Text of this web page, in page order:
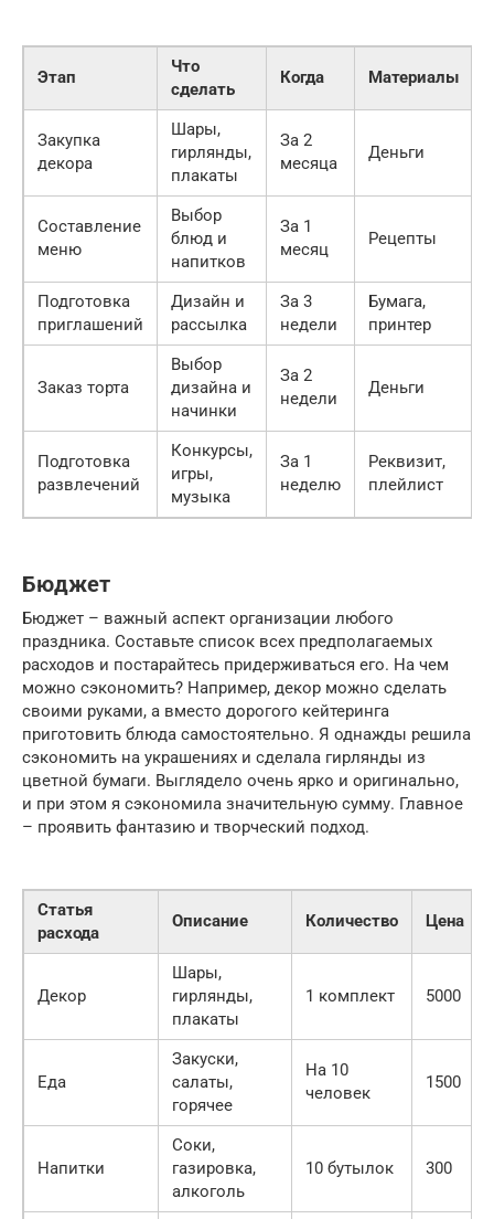
Этап
Что
сделать
Когда Материалы
Закупка
декора
Шары,
гирлянды,
плакаты
За 2
месяца
Деньги
Составление
меню
Выбор
блюд и
напитков
За 1
месяц
Рецепты
Подготовка
приглашений
Дизайн и
рассылка
За 3
недели
Бумага,
принтер
Заказ торта
Выбор
дизайна и
начинки
За 2
недели
Деньги
Подготовка
развлечений
Конкурсы,
игры,
музыка
За 1
неделю
Реквизит,
плейлист
Бюджет
Бюджет – важный аспект организации любого
праздника. Составьте список всех предполагаемых
расходов и постарайтесь придерживаться его. На чем
можно сэкономить? Например, декор можно сделать
своими руками, а вместо дорогого кейтеринга
приготовить блюда самостоятельно. Я однажды решила
сэкономить на украшениях и сделала гирлянды из
цветной бумаги. Выглядело очень ярко и оригинально,
и при этом я сэкономила значительную сумму. Главное
– проявить фантазию и творческий подход.
Статья
расхода
Описание Количество Цена
Декор
Шары,
гирлянды,
плакаты
1 комплект 5000
Еда
Закуски,
салаты,
горячее
На 10
человек
1500
Напитки
Соки,
газировка,
алкоголь
10 бутылок 300